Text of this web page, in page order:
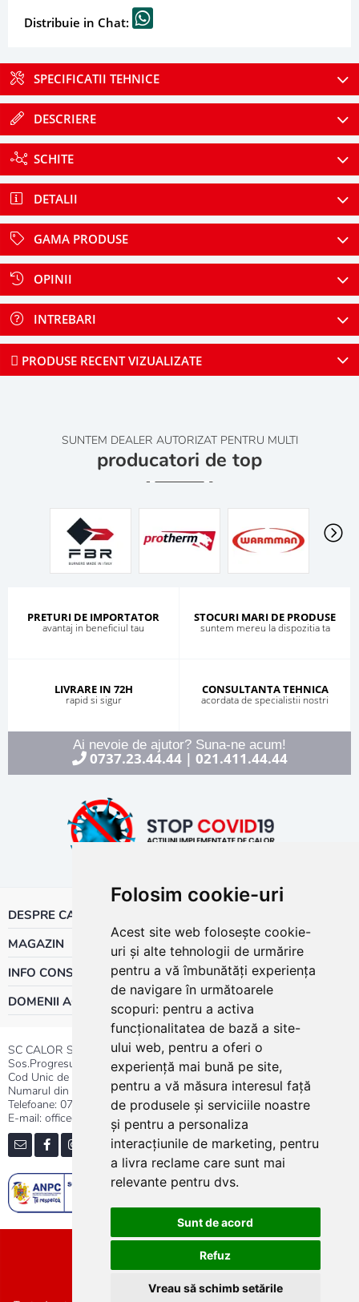
Folosim cookie-uri
Acest site web folosește cookie-
uri și alte tehnologii de urmărire
pentru a vă îmbunătăți experiența
de navigare în următoarele
scopuri: pentru a activa
funcționalitatea de bază a site-
ului web, pentru a oferi o
experiență mai bună pe site,
pentru a vă măsura interesul față
de produsele și serviciile noastre
și pentru a personaliza
interacțiunile de marketing, pentru
a livra reclame care sunt mai
relevante pentru dvs.
Sunt de acord
Refuz
Vreau să schimb setările
Distribuie in Chat:
SPECIFICATII TEHNICE
DESCRIERE
SCHITE
DETALII
GAMA PRODUSE
OPINII
INTREBARI
PRODUSE RECENT VIZUALIZATE
SUNTEM DEALER AUTORIZAT PENTRU MULTI
producatori de top
PRETURI DE IMPORTATOR
avantaj in beneficiul tau
STOCURI MARI DE PRODUSE
suntem mereu la dispozitia ta
LIVRARE IN 72H
rapid si sigur
CONSULTANTA TEHNICA
acordata de specialistii nostri
Ai nevoie de ajutor? Suna-ne acum!
0737.23.44.44| 021.411.44.44
DESPRE CALOR
MAGAZIN
INFO CONSUMATOR
DOMENII ACTIVITATE
SC CALOR SRL
Sos.Progresului nr.30-40, Sector 5, Bucuresti
Cod Unic de Inregistrare: RO 3004724
Numarul din Registrul Comertului:J40/13176/1991
Telefoane: 0737.23.44.44|021.411.44.44
E-mail: office@calor.ro